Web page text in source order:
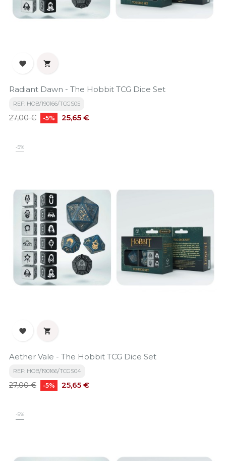
 
Radiant Dawn - The Hobbit TCG Dice Set
REF: HOB/190166/TCGS05
Precio
27,00 € -5% Precio
25,65 €
-5%
 
Aether Vale - The Hobbit TCG Dice Set
REF: HOB/190166/TCGS04
Precio
27,00 € -5% Precio
25,65 €
-5%